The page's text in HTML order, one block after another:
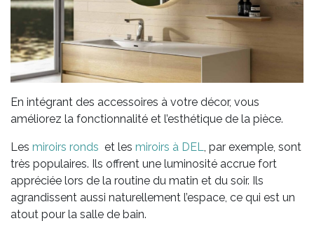
En intégrant des accessoires à votre décor, vous
améliorez la fonctionnalité et l’esthétique de la pièce.
Les miroirs ronds et les miroirs à DEL, par exemple, sont
très populaires. Ils offrent une luminosité accrue fort
appréciée lors de la routine du matin et du soir. Ils
agrandissent aussi naturellement l’espace, ce qui est un
atout pour la salle de bain.